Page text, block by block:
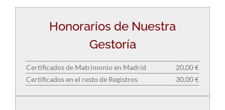
Honorarios de Nuestra
Gestoría
Certificados de Matrimonio en Madrid
20,00 €
Certificados en el resto de Registros
30,00 €